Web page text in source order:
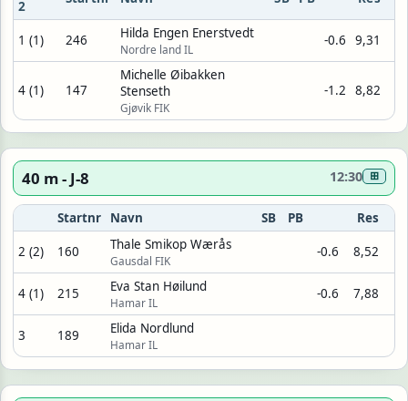
2
1 (1) 246 Hilda Engen Enerstvedt
Nordre land IL
-0.6 9,31
4 (1) 147
Michelle Øibakken
Stenseth
Gjøvik FIK
-1.2 8,82
40 m - J-8 12:30 ⊞
Startnr Navn SB PB Res
2 (2) 160 Thale Smikop Wærås
Gausdal FIK
-0.6 8,52
4 (1) 215 Eva Stan Høilund
Hamar IL
-0.6 7,88
3 189 Elida Nordlund
Hamar IL